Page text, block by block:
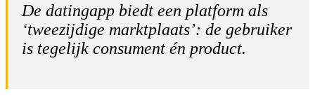
De datingapp biedt een platform als
‘tweezijdige marktplaats’: de gebruiker
is tegelijk consument én product.